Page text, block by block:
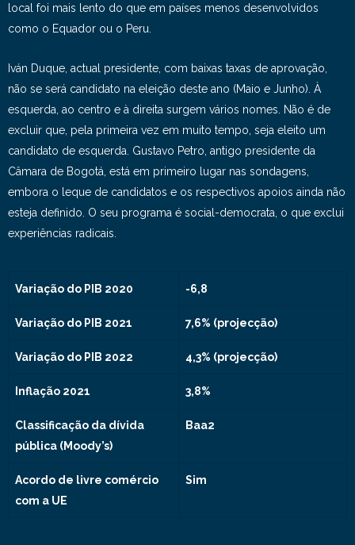
local foi mais lento do que em países menos desenvolvidos
como o Equador ou o Peru.
Iván Duque, actual presidente, com baixas taxas de aprovação,
não se será candidato na eleição deste ano (Maio e Junho). À
esquerda, ao centro e à direita surgem vários nomes. Não é de
excluir que, pela primeira vez em muito tempo, seja eleito um
candidato de esquerda. Gustavo Petro, antigo presidente da
Câmara de Bogotá, está em primeiro lugar nas sondagens,
embora o leque de candidatos e os respectivos apoios ainda não
esteja definido. O seu programa é social-democrata, o que exclui
experiências radicais.
Variação do PIB 2020 -6,8
Variação do PIB 2021 7,6% (projecção)
Variação do PIB 2022 4,3% (projecção)
Inflação 2021 3,8%
Classificação da dívida
pública (Moody’s)
Baa2
Acordo de livre comércio
com a UE
Sim